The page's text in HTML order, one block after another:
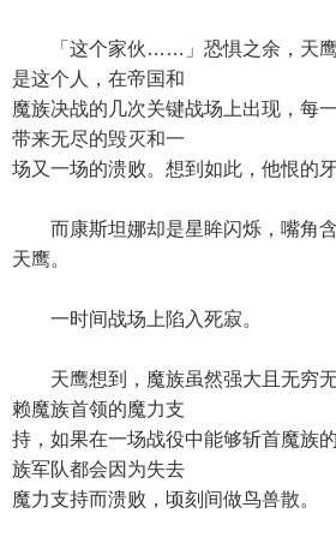
「这个家伙……」恐惧之余，天鹰
是这个人，在帝国和
魔族决战的几次关键战场上出现，每
带来无尽的毁灭和一
场又一场的溃败。想到如此，他恨的牙
而康斯坦娜却是星眸闪烁，嘴角含
天鹰。
一时间战场上陷入死寂。
天鹰想到，魔族虽然强大且无穷无
赖魔族首领的魔力支
持，如果在一场战役中能够斩首魔族
族军队都会因为失去
魔力支持而溃败，顷刻间做鸟兽散。